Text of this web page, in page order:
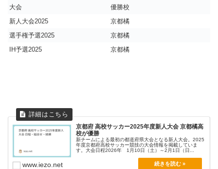
大会
優勝校
新人大会2025
京都橘
選手権予選2025
京都橘
IH予選2025
京都橘
京都府 高校サッカー2025年度新人大会 京都橘高
校が優勝
新チームによる最初の都道府県大会となる新人大会。2025
年度京都府高校サッカー競技の大会情報を掲載していま
す。大会日程2026年 1月10日（土）～2月1日（日...
www.iezo.net